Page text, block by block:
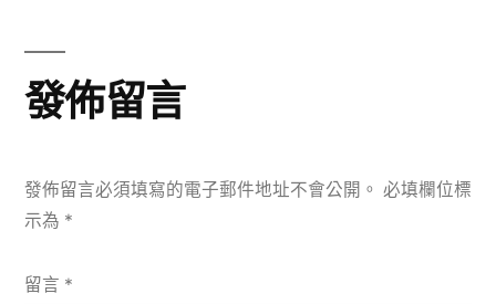
發佈留言
發佈留言必須填寫的電子郵件地址不會公開。 必填欄位標
示為 *
留言 *